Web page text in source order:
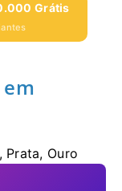
Grátis
Ouro